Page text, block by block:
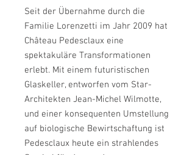
Seit der Übernahme durch die
Familie Lorenzetti im Jahr 2009 hat
Château Pedesclaux eine
spektakuläre Transformationen
erlebt. Mit einem futuristischen
Glaskeller, entworfen vom Star-
Architekten Jean-Michel Wilmotte,
und einer konsequenten Umstellung
auf biologische Bewirtschaftung ist
Pedesclaux heute ein strahlendes